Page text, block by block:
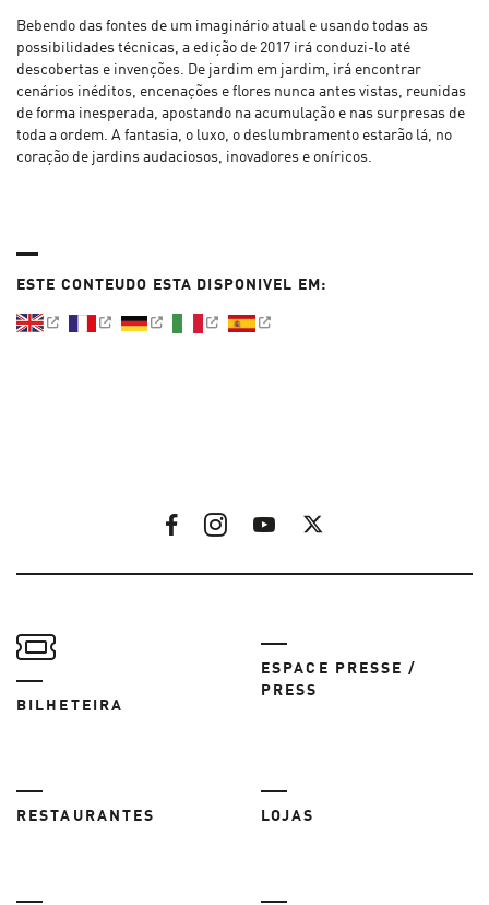
Bebendo das fontes de um imaginário atual e usando todas as
possibilidades técnicas, a edição de 2017 irá conduzi-lo até
descobertas e invenções. De jardim em jardim, irá encontrar
cenários inéditos, encenações e flores nunca antes vistas, reunidas
de forma inesperada, apostando na acumulação e nas surpresas de
toda a ordem. A fantasia, o luxo, o deslumbramento estarão lá, no
coração de jardins audaciosos, inovadores e oníricos.
ESTE CONTEUDO ESTA DISPONIVEL EM:
BILHETEIRA
ESPACE PRESSE /
PRESS
RESTAURANTES LOJAS